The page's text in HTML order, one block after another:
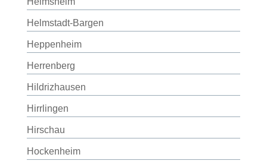
Helmstadt-Bargen
Heppenheim
Herrenberg
Hildrizhausen
Hirrlingen
Hirschau
Hockenheim